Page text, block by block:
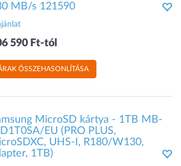
MB/s 121590
590 Ft-tól
ÖSSZEHASONLÍTÁSA
MicroSD kártya - 1TB MB-
EU (PRO PLUS,
UHS-I, R180/W130,
1TB)